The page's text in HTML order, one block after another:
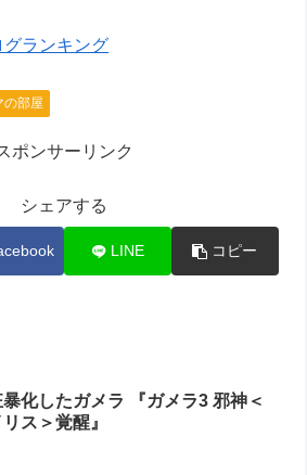
グランキング
の部屋
ポンサーリンク
シェアする
LINE コピー
暴化したガメラ 『ガメラ3 邪神＜
ス＞覚醒』